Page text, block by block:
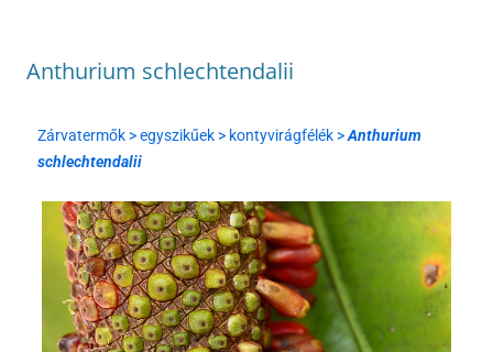
Anthurium schlechtendalii
Zárvatermők > egyszikűek > kontyvirágfélék >Anthurium
schlechtendalii